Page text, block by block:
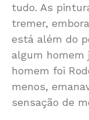
tudo. As
tremer,
está além do
algum homem
homem foi
menos,
sensação de